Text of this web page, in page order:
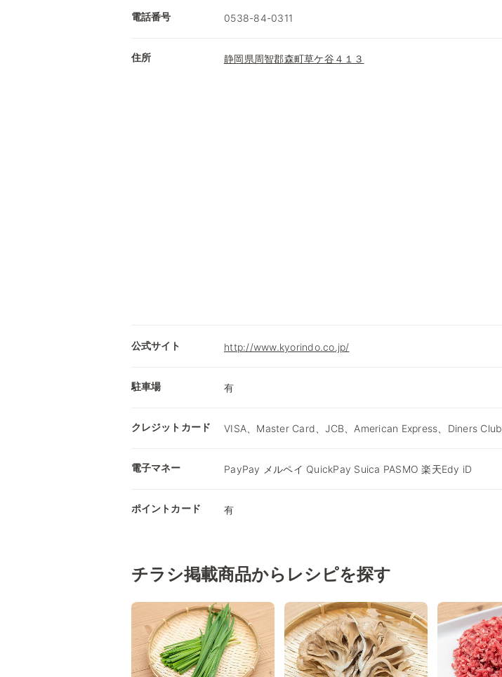
電話番号 0538-84-0311
住所 静岡県周智郡森町草ケ谷４１３
公式サイト http://www.kyorindo.co.jp/
駐車場 有
クレジットカード VISA、Master Card、JCB、American Express、Diners Club
電子マネー PayPay メルペイ QuickPay Suica PASMO 楽天Edy iD
ポイントカード 有
チラシ掲載商品からレシピを探す